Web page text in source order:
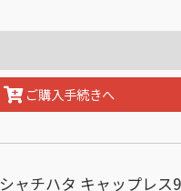
ご購入手続きへ
シャチハタ キャップレス